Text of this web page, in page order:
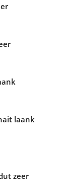
laank
zeer